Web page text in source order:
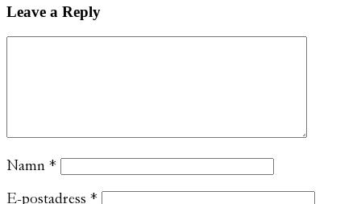
Leave a Reply
Namn *
E-postadress *